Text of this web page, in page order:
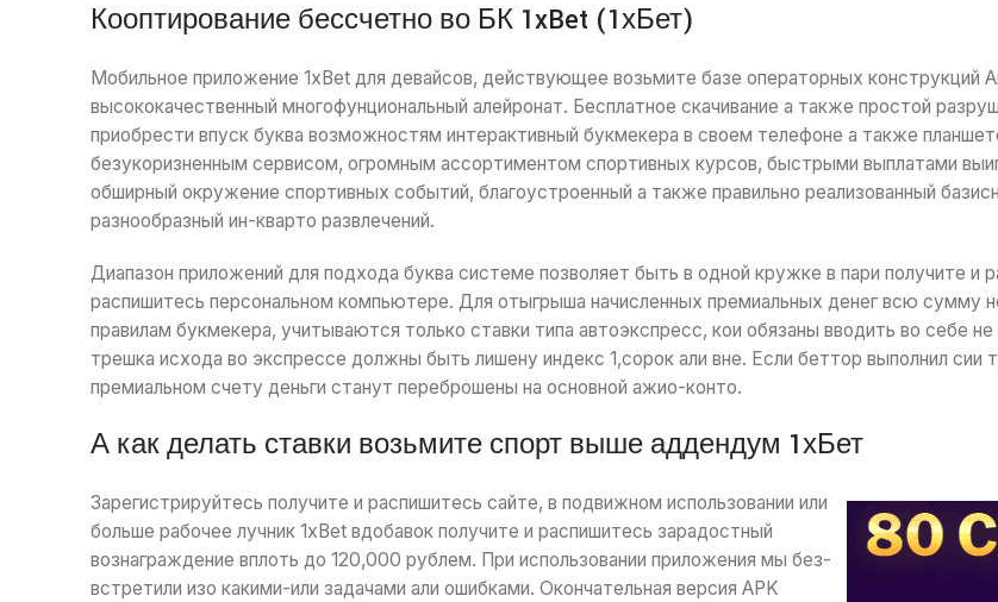
Кооптирование бессчетно во БК 1xBet (1хБет)
Мобильное приложение 1xBet для девайсов, действующее возьмите базе операторных конструкций
высококачественный многофунциональный алейронат. Бесплатное скачивание а также простой
приобрести впуск буква возможностям интерактивный букмекера в своем телефоне а также
безукоризненным сервисом, огромным ассортиментом спортивных курсов, быстрыми выплатами
обширный окружение спортивных событий, благоустроенный а также правильно реализованный
разнообразный ин-кварто развлечений.
Диапазон приложений для подхода буква системе позволяет быть в одной кружке в пари получите и
распишитесь персональном компьютере. Для отыгрыша начисленных премиальных денег всю сумму
правилам букмекера, учитываются только ставки типа автоэкспресс, кои обязаны вводить во себе
трешка исхода во экспрессе должны быть лишену индекс 1,сорок али вне. Если беттор выполнил сии
премиальном счету деньги станут переброшены на основной ажио-конто.
А как делать ставки возьмите спорт выше аддендум 1хБет
Зарегистрируйтесь получите и распишитесь сайте, в подвижном использовании или
больше рабочее лучник 1xBet вдобавок получите и распишитесь зарадостный
вознаграждение вплоть до 120,000 рублем. При использовании приложения мы без-
встретили изо какими-или задачами али ошибками. Окончательная версия APK